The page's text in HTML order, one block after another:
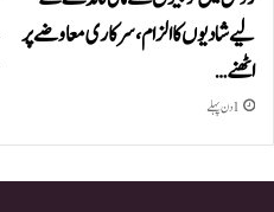
لیے شادیوں کا الزام، سرکاری معاوضے پر
اٹھنے…
1 دن پہلے